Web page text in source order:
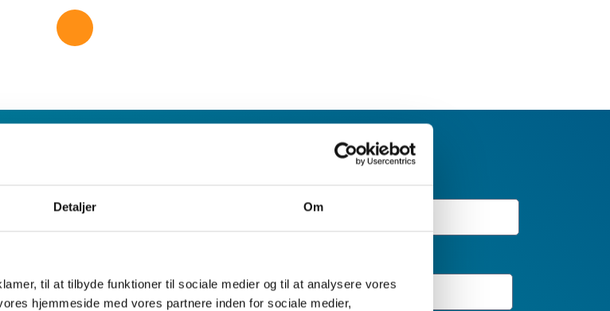
Detaljer Om
til at tilbyde funktioner til sociale medier og til at analysere vores
hjemmeside med vores partnere inden for sociale medier,
Virksomhed*